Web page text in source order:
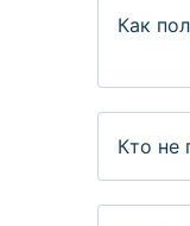
Как
Кто не